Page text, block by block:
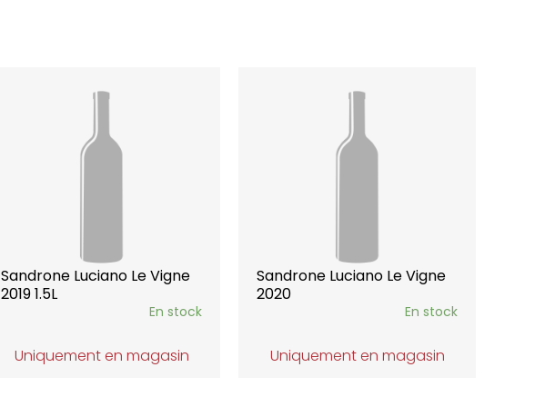
Sandrone Luciano Le Vigne
2019 1.5L
En stock
Uniquement en magasin
Sandrone Luciano Le Vigne
2020
En stock
Uniquement en magasin